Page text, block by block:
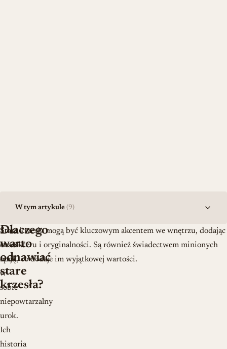
W tym artykule (9)
Stare
krzesła
mają
w
sobie
niepowtarzalny
urok.
Ich
historia
Dlaczego
warto
odnawiać
stare
krzesła?
Stare krzesła mogą być kluczowym akcentem we wnętrzu, dodając
charakteru i oryginalności. Są również świadectwem minionych
epok, co dodaje im wyjątkowej wartości.